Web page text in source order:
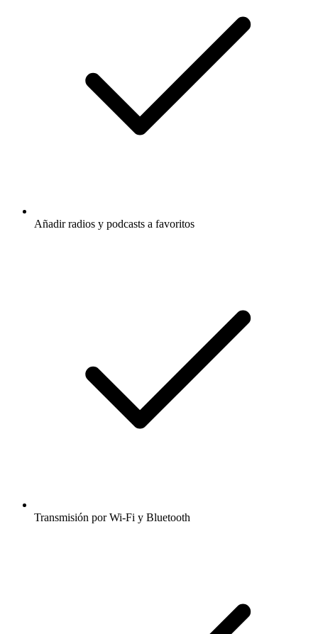
Añadir radios y podcasts a favoritos
Transmisión por Wi-Fi y Bluetooth